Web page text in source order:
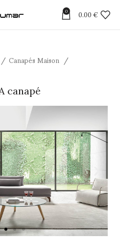
0 0.00 €
Canapés Maison
canapé